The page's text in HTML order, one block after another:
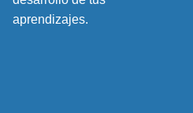
aprendizajes.